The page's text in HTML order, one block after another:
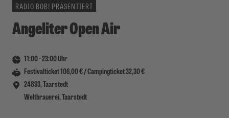
RADIO BOB! PRÄSENTIERT
Angeliter Open Air
11:00-23:00Uhr
Festivalticket 106,00 € / Campingticket 32,30 €
24893, Taarstedt
Weltbrauerei, Taarstedt